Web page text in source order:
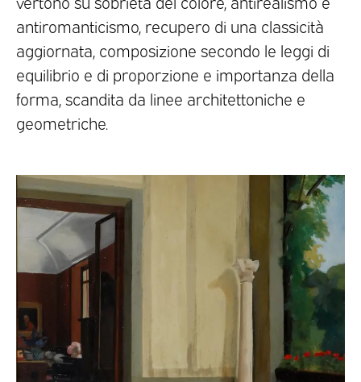
antiromanticismo, recupero di una classicità
aggiornata, composizione secondo le leggi di
equilibrio e di proporzione e importanza della
forma, scandita da linee architettoniche e
geometriche.